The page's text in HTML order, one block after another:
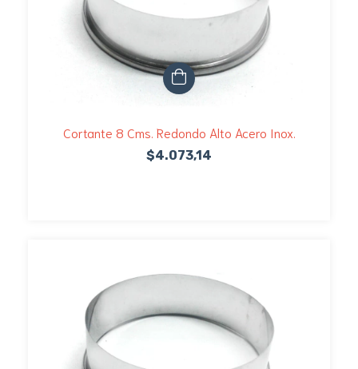
Cortante 8 Cms. Redondo Alto Acero Inox.
$4.073,14